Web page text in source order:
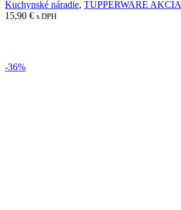
Kuchynské náradie, TUPPERWARE AKCIA
15,90 € s DPH
-36%